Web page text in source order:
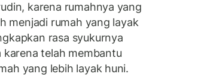
karena rumahnya yang
menjadi rumah yang layak
rasa syukurnya
karena telah membantu
yang lebih layak huni.